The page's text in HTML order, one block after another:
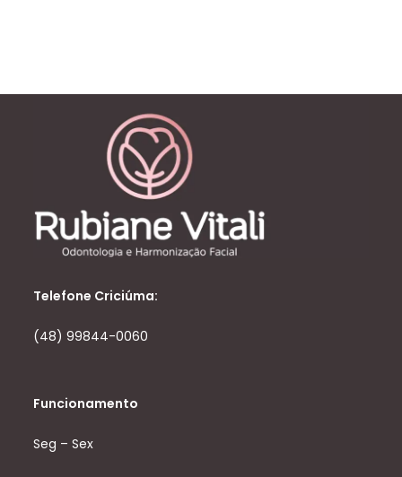
Telefone Criciúma:
(48) 99844-0060
Funcionamento
Seg – Sex